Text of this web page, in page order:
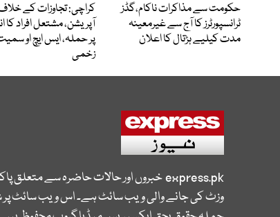
حکومت سے مذاکرات ناکام،گڈز
ٹرانسپورٹرز کا آج سے غیرمعینہ
مدت کیلیے ہڑتال کا اعلان
کراچی: تجاوزات کے
آپریشن، مشتعل افراد کا
پر حملہ، ایس ایچ او
زخمی
express.pkخبروں اور حالات حاضرہ سے متعلق
وزٹ کی جانے والی ویب سائٹ ہے۔ اس ویب سائٹ پر